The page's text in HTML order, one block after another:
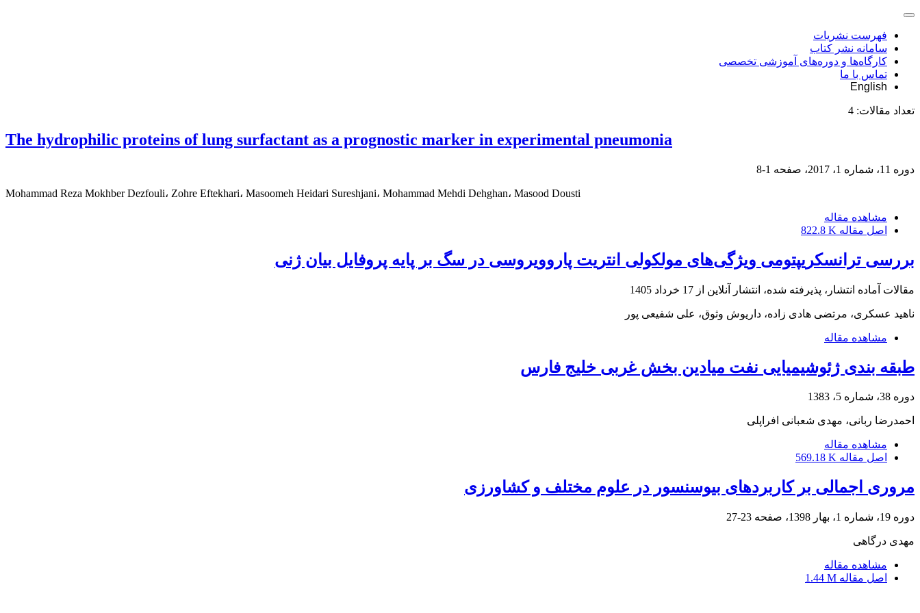
فهرست نشریات
سامانه نشر کتاب
کارگاه‌ها و دوره‌های آموزشی تخصصی
تماس با ما
English
تعداد مقالات: 4
The hydrophilic proteins of lung surfactant as a prognostic marker in experimental pneumonia
دوره 11، شماره 1، 2017، صفحه 1-8
Mohammad Reza Mokhber Dezfouli، Zohre Eftekhari، Masoomeh Heidari Sureshjani، Mohammad Mehdi Dehghan، Masood Dousti
مشاهده مقاله
اصل مقاله 822.8 K
بررسی ترانسکریپتومی ویژگی‌های مولکولی انتریت پاروویروسی در سگ‌ بر پایه پروفایل بیان ژنی
مقالات آماده انتشار، پذیرفته شده، انتشار آنلاین از 17 خرداد 1405
ناهید عسکری، مرتضی هادی زاده، داریوش وثوق، علی شفیعی پور
مشاهده مقاله
طبقه بندی ژئوشیمیایی نفت میادین بخش غربی خلیج فارس
دوره 38، شماره 5، 1383
احمدرضا ربانی، مهدی شعبانی افراپلی
مشاهده مقاله
اصل مقاله 569.18 K
مروری اجمالی بر کاربردهای بیوسنسور در علوم مختلف و کشاورزی
دوره 19، شماره 1، بهار 1398، صفحه 23-27
مهدی درگاهی
مشاهده مقاله
اصل مقاله 1.44 M